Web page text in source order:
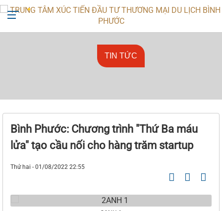
+842713818666
ttxtdttmdl@binhphuoc.gov.vn
TIN TỨC
Bình Phước: Chương trình "Thứ Ba máu
lửa" tạo cầu nối cho hàng trăm startup
Thứ hai - 01/08/2022 22:55